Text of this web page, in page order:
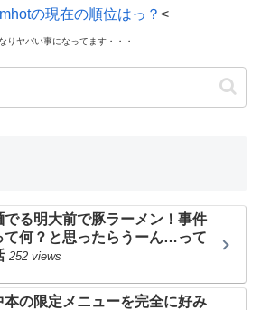
の現在の順位はっ？ <
りヤバい事になってます・・・
でる明大前で豚ラーメン！事件
て何？と思ったらうーん…って
252 views
本の限定メニューを完全に好み